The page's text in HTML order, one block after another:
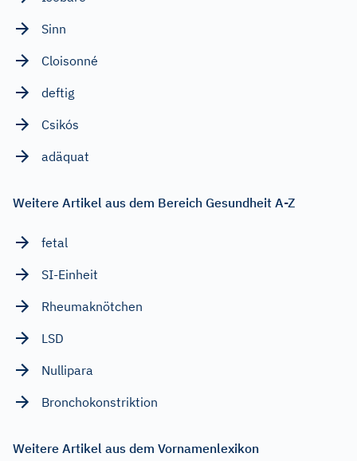
Sinn
Cloisonné
deftig
Csikós
adäquat
Weitere Artikel aus dem Bereich Gesundheit A-Z
fetal
SI-Einheit
Rheumaknötchen
LSD
Nullipara
Bronchokonstriktion
Weitere Artikel aus dem Vornamenlexikon